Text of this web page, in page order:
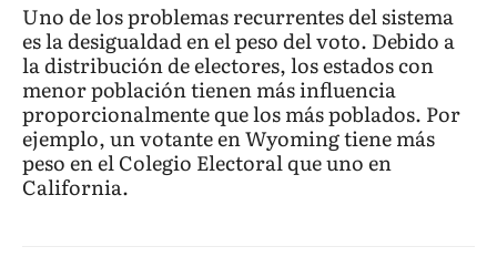
Uno de los problemas recurrentes del sistema
es la desigualdad en el peso del voto. Debido a
la distribución de electores, los estados con
menor población tienen más influencia
proporcionalmente que los más poblados. Por
ejemplo, un votante en Wyoming tiene más
peso en el Colegio Electoral que uno en
California.